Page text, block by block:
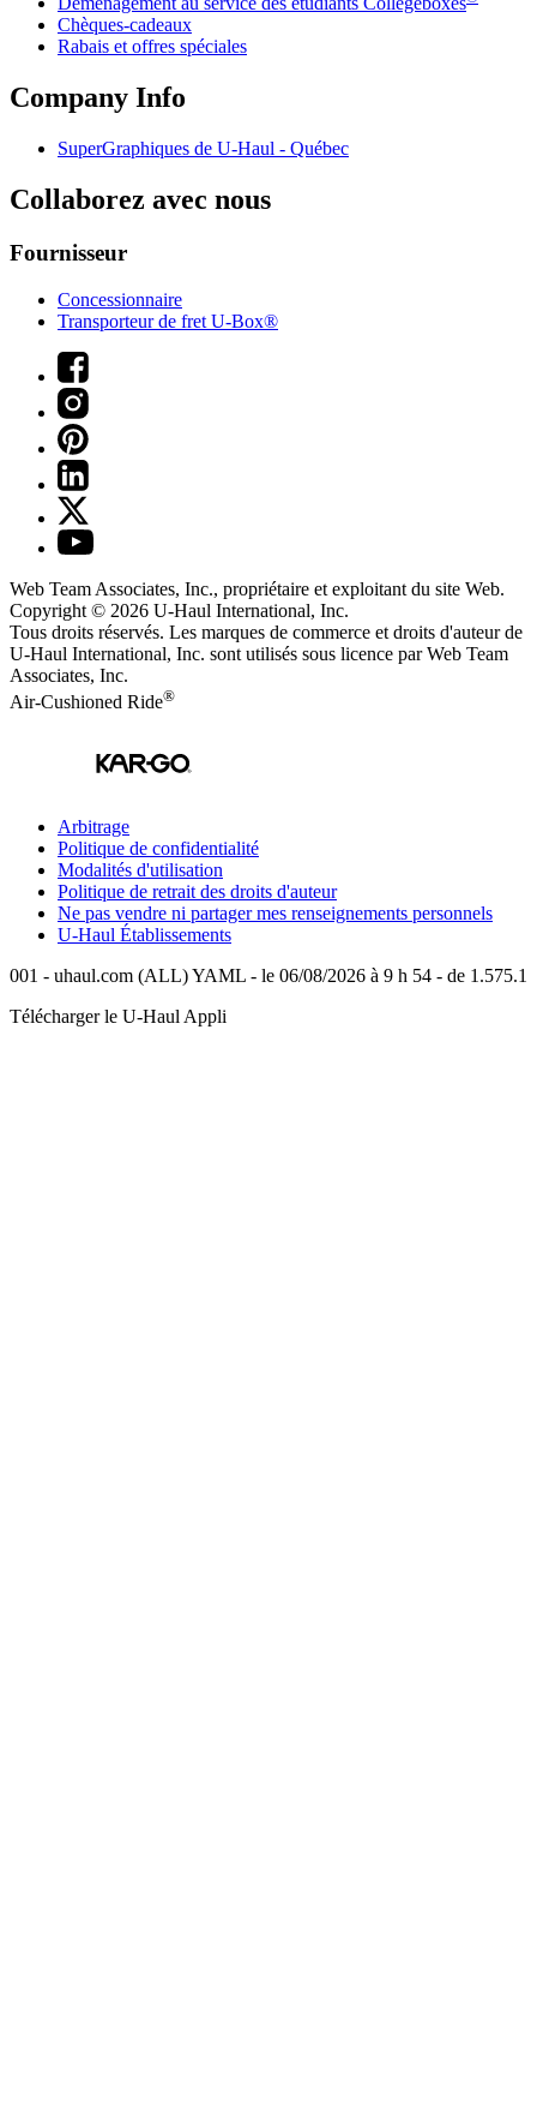
Chèques-cadeaux
Rabais et offres spéciales
Company Info
SuperGraphiques de U-Haul - Québec
Collaborez avec nous
Fournisseur
Concessionnaire
Transporteur de fret U-Box®
Web Team Associates, Inc., propriétaire et exploitant du site Web.
Copyright © 2026 U-Haul International, Inc.
Tous droits réservés. Les marques de commerce et droits d'auteur de
U-Haul International, Inc. sont utilisés sous licence par Web Team
Associates, Inc.
Air-Cushioned Ride®
Arbitrage
Politique de confidentialité
Modalités d'utilisation
Politique de retrait des droits d'auteur
Ne pas vendre ni partager mes renseignements personnels
U-Haul Établissements
001 - uhaul.com (ALL) YAML - le 06/08/2026 à 9 h 54 - de 1.575.1
Télécharger le U-Haul Appli